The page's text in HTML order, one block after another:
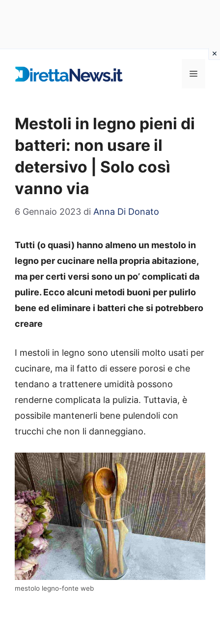
Menu
Mestoli in legno pieni di
batteri: non usare il
detersivo | Solo così
vanno via
6 Gennaio 2023 di Anna Di Donato
Tutti (o quasi) hanno almeno un mestolo in
legno per cucinare nella propria abitazione,
ma per certi versi sono un po’ complicati da
pulire. Ecco alcuni metodi buoni per pulirlo
bene ed eliminare i batteri che si potrebbero
creare
I mestoli in legno sono utensili molto usati per
cucinare, ma il fatto di essere porosi e che
tendano a trattenere umidità possono
renderne complicata la pulizia. Tuttavia, è
possibile mantenerli bene pulendoli con
trucchi che non li danneggiano.
mestolo legno-fonte web